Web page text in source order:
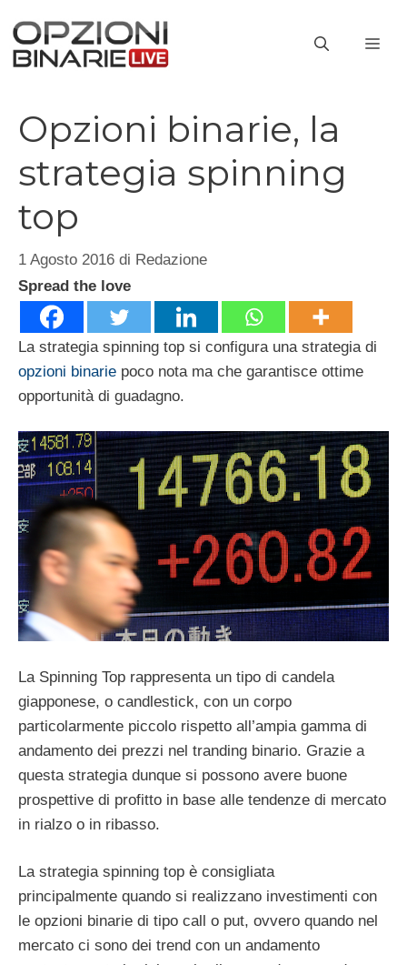
contenuto
Opzioni binarie, la
strategia spinning
top
1 Agosto 2016 di Redazione
Spread the love
La strategia spinning top si configura una strategia di
opzioni binarie poco nota ma che garantisce ottime
opportunità di guadagno.
La Spinning Top rappresenta un tipo di candela
giapponese, o candlestick, con un corpo
particolarmente piccolo rispetto all’ampia gamma di
andamento dei prezzi nel tranding binario. Grazie a
questa strategia dunque si possono avere buone
prospettive di profitto in base alle tendenze di mercato
in rialzo o in ribasso.
La strategia spinning top è consigliata
principalmente quando si realizzano investimenti con
le opzioni binarie di tipo call o put, ovvero quando nel
mercato ci sono dei trend con un andamento